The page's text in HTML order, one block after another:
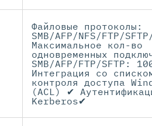
Файловые протоколы:
SMB/AFP/NFS/FTP/SFTP/
Максимальное кол-во
одновременных
SMB/AFP/FTP/SFTP:
Интеграция со
контроля доступа
(ACL) ✔
Kerberos✔